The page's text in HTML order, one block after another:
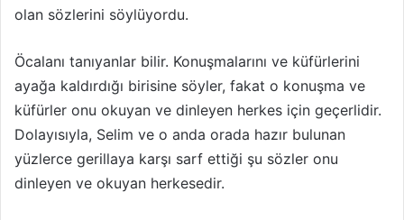
olan sözlerini söylüyordu.
Öcalanı tanıyanlar bilir. Konuşmalarını ve küfürlerini
ayağa kaldırdığı birisine söyler, fakat o konuşma ve
küfürler onu okuyan ve dinleyen herkes için geçerlidir.
Dolayısıyla, Selim ve o anda orada hazır bulunan
yüzlerce gerillaya karşı sarf ettiği şu sözler onu
dinleyen ve okuyan herkesedir.